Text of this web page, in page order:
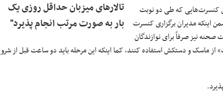
تالارهای میزبان حداقل روزی یک
بار به صورت مرتب انجام پذیرد"
کنسرت‌هایی که طی دو نوبت
اینکه مدیران برگزاری کنسرت
صحنه نیز صرفاً برای نوازندگان
ازماسکو دستکش استفاده کنند، کما اینکه این مرحله باید دو ساعت قبل از